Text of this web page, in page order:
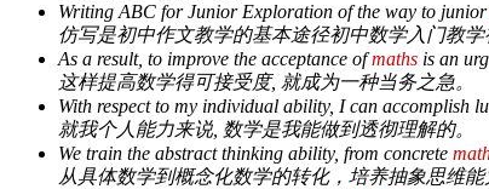
Writing ABC for Junior Exploration of the way to junior
仿写是初中作文教学的基本途径初中数学入门教学
As a result, to improve the acceptance ofmaths is an
这样提高数学得可接受度, 就成为一种当务之急。
With respect to my individual ability, I can accomplish
就我个人能力来说, 数学是我能做到透彻理解的。
We train the abstract thinking ability, from concrete
从具体数学到概念化数学的转化，培养抽象思维能